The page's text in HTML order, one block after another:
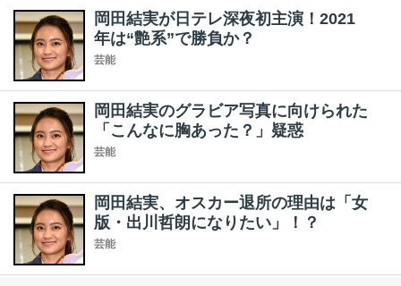
岡田結実が日テレ深夜初主演！2021
年は“艶系”で勝負か？
芸能
岡田結実のグラビア写真に向けられた
「こんなに胸あった？」疑惑
芸能
岡田結実、オスカー退所の理由は「女
版・出川哲朗になりたい」！？
芸能